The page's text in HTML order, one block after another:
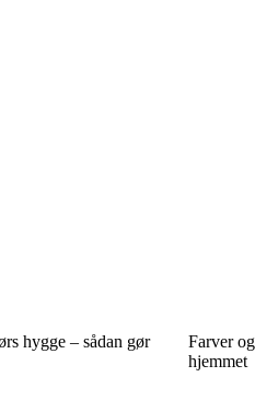
hygge – sådan gør
Farver
hjemmet